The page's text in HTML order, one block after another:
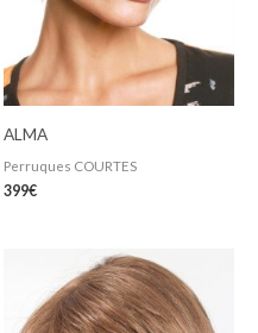
ALMA
Perruques COURTES
399€